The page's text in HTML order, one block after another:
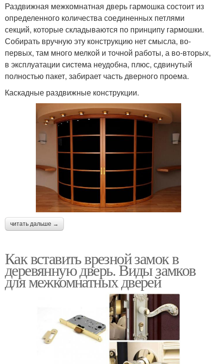
Раздвижная межкомнатная дверь гармошка состоит из
определенного количества соединенных петлями
секций, которые складываются по принципу гармошки.
Собирать вручную эту конструкцию нет смысла, во-
первых, там много мелкой и точной работы, а во-вторых,
в эксплуатации система неудобна, плюс, сдвинутый
полностью пакет, забирает часть дверного проема.
Каскадные раздвижные конструкции.
читать дальше →
Как вставить врезной замок в
деревянную дверь. Виды замков
для межкомнатных дверей